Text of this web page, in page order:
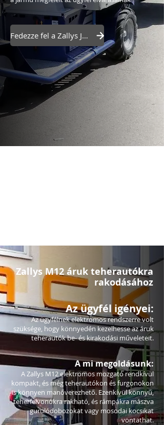
Fedezze fel a Zallys JACK-et
Zallys M12 áruk teherautókra
rakodásához
Az ügyfél igényei:
Az ügyfélnek elektromos rendszerre volt
szüksége, hogy könnyedén kezelhesse az áruk
teherautók be- és kirakodási műveleteit.
A mi megoldásunk:
A Zallys M12 elektromos mozgató rendkívül
kompakt, és még teherautókon és furgonokon
is könnyen manőverezhető. Ezenkívül könnyű,
teherfelvonókra rakható, és rámpákra mászva
gurulódobozokat vagy mosodai kocsikat
vontathat.